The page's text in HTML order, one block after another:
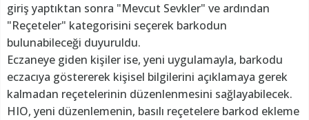
giriş yaptıktan sonra "Mevcut Sevkler" ve ardından
"Reçeteler" kategorisini seçerek barkodun
bulunabileceği duyuruldu.
Eczaneye giden kişiler ise, yeni uygulamayla, barkodu
eczacıya göstererek kişisel bilgilerini açıklamaya gerek
kalmadan reçetelerinin düzenlenmesini sağlayabilecek.
HIO, yeni düzenlemenin, basılı reçetelere barkod ekleme